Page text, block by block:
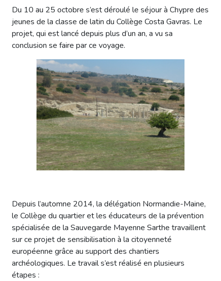
Du 10 au 25 octobre s’est déroulé le séjour à Chypre des
jeunes de la classe de latin du Collège Costa Gavras. Le
projet, qui est lancé depuis plus d’un an, a vu sa
conclusion se faire par ce voyage.
Depuis l’automne 2014, la délégation Normandie-Maine,
le Collège du quartier et les éducateurs de la prévention
spécialisée de la Sauvegarde Mayenne Sarthe travaillent
sur ce projet de sensibilisation à la citoyenneté
européenne grâce au support des chantiers
archéologiques. Le travail s’est réalisé en plusieurs
étapes :